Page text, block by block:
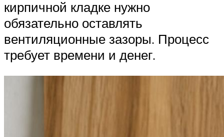
кирпичной кладке нужно
обязательно оставлять
вентиляционные зазоры. Процесс
требует времени и денег.